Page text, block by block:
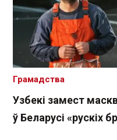
Узбекі замест
ў Беларусі «рускіх
Грамадства